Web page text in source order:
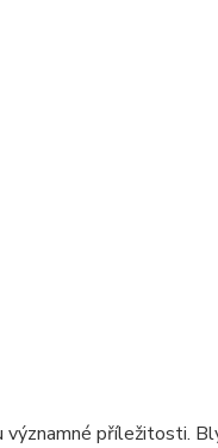
významné příležitosti.